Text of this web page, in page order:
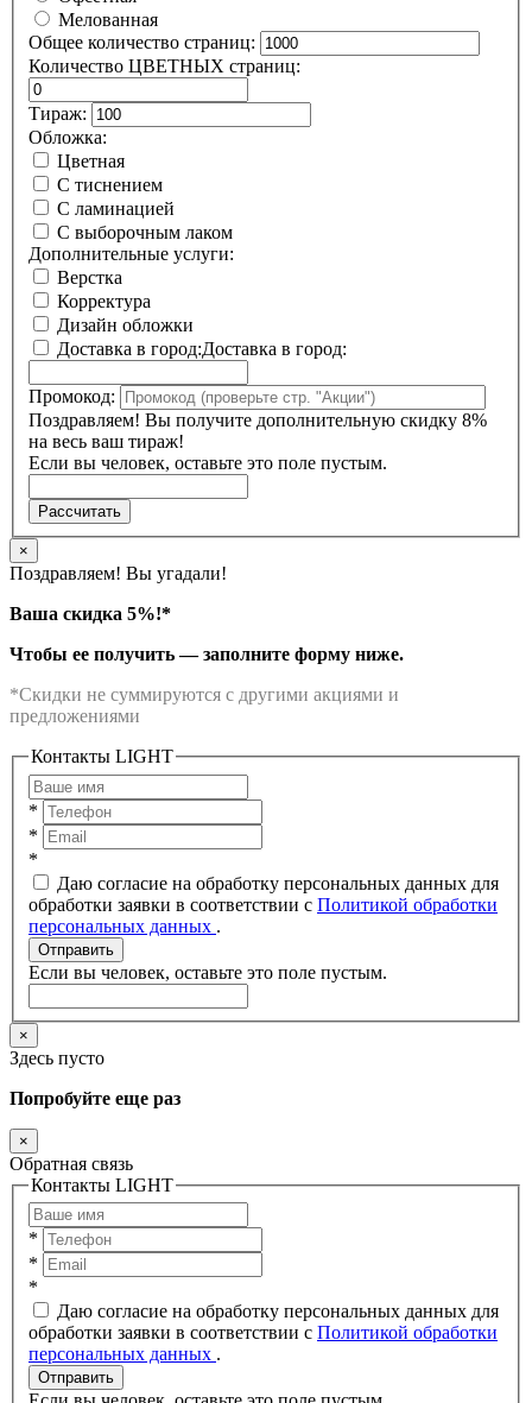
Мелованная
Общее количество страниц:
Количество ЦВЕТНЫХ страниц:
Тираж:
Обложка:
Цветная
С тиснением
С ламинацией
С выборочным лаком
Дополнительные услуги:
Верстка
Корректура
Дизайн обложки
Доставка в город:Доставка в город:
Промокод:
Поздравляем! Вы получите дополнительную скидку 8%
на весь ваш тираж!
Если вы человек, оставьте это поле пустым.
Рассчитать
×
Поздравляем! Вы угадали!
Ваша скидка 5%!*
Чтобы ее получить — заполните форму ниже.
*Скидки не суммируются с другими акциями и
предложениями
Контакты LIGHT
*
*
*
Даю согласие на обработку персональных данных для
обработки заявки в соответствии с Политикой обработки
персональных данных .
Отправить
Если вы человек, оставьте это поле пустым.
×
Здесь пусто
Попробуйте еще раз
×
Обратная связь
Контакты LIGHT
*
*
*
Даю согласие на обработку персональных данных для
обработки заявки в соответствии с Политикой обработки
персональных данных .
Отправить